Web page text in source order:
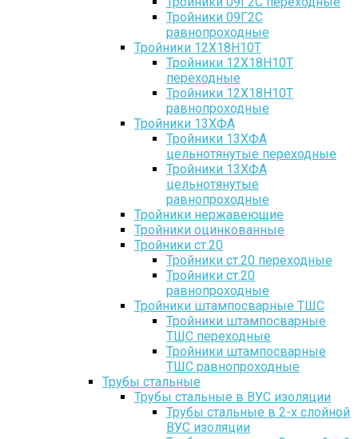
Тройники 09Г2С
равнопроходные
Тройники 12Х18Н10Т
Тройники 12Х18Н10Т
переходные
Тройники 12Х18Н10Т
равнопроходные
Тройники 13ХФА
Тройники 13ХФА
цельнотянутые переходные
Тройники 13ХФА
цельнотянутые
равнопроходные
Тройники нержавеющие
Тройники оцинкованные
Тройники ст.20
Тройники ст.20 переходные
Тройники ст.20
равнопроходные
Тройники штампосварные ТШС
Тройники штампосварные
ТШС переходные
Тройники штампосварные
ТШС равнопроходные
Трубы стальные
Трубы стальные в ВУС изоляции
Трубы стальные в 2-х слойной
ВУС изоляции